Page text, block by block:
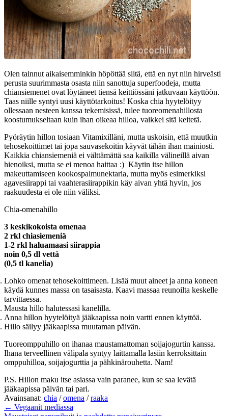
Olen tainnut aikaisemminkin höpöttää siitä, että en nyt niin hirveästi
perusta suurimmasta osasta niin sanottuja superfoodeja, mutta
chiansiemenet ovat löytäneet tiensä keittiössäni jatkuvaan käyttöön.
Taas niille syntyi uusi käyttötarkoitus! Koska chia hyytelöityy
ollessaan nesteen kanssa tekemisissä, tulee tuoreomenahillosta
koostumukseltaan kuin ihan oikeaa hilloa, vaikkei sitä keitetä.
Pyöräytin hillon tosiaan Vitamixilläni, mutta uskoisin, että muutkin
tehosekoittimet tai jopa sauvasekoitin käyvät tähän ihan mainiosti.
Kaikkia chiansiemeniä ei välttämättä saa kaikilla välineillä aivan
hienoiksi, mutta se ei menoa haittaa :) Käytin itse hillon
makeuttamiseen kookospalmunektaria, mutta myös esimerkiksi
agavesiirappi tai vaahterasiirappikin käy aivan yhtä hyvin, jos
raakuudesta ei ole niin väliksi.
Chia-omenahillo
3 keskikokoista omenaa
2 rkl chiasiemeniä
1-2 rkl haluamaasi siirappia
noin 0,5 dl vettä
(0,5 tl kanelia)
Lohko omenat tehosekoittimeen. Lisää muut aineet ja anna koneen
käydä kunnes massa on tasaisasta. Kaavi massaa reunoilta keskelle
tarvittaessa.
Mausta hillo halutessasi kanelilla.
Anna hillon hyytelöityä jääkaapissa noin vartti ennen käyttöä.
Hillo säilyy jääkaapissa muutaman päivän.
Tuoreomppuhillo on ihanaa maustamattoman soijajogurtin kanssa.
Ihana terveellinen välipala syntyy laittamalla lasiin kerroksittain
omppuhilloa, soijajogurttia ja pähkinärouhetta. Nam!
P.S. Hillon maku itse asiassa vain paranee, kun se saa levätä
jääkaapissa päivän tai pari.
Avainsanat: chia /omena /raaka
← Vegaanit mediassa